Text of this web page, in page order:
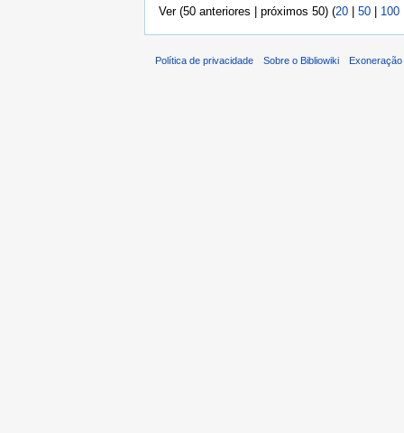
Ver (50 anteriores | próximos 50) (20 50 100
Política de privacidade Sobre o Bibliowiki